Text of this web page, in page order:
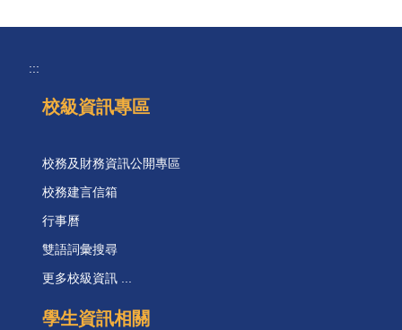
:::
校級資訊專區
校務及財務資訊公開專區
校務建言信箱
行事曆
雙語詞彙搜尋
更多校級資訊 ...
學生資訊相關